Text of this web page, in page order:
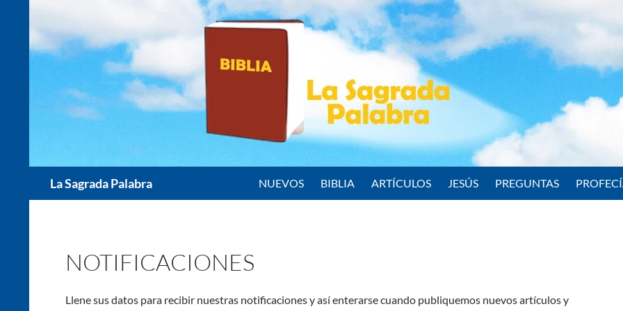
contenido
La Sagrada Palabra NUEVOS BIBLIA ARTÍCULOS JESÚS PREGUNTAS
NOTIFICACIONES
Llene sus datos para recibir nuestras notificaciones y así enterarse cuando publiquemos nuevos artículos y